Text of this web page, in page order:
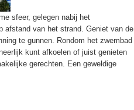
sfeer, gelegen nabij het
afstand van het strand. Geniet van de
te gunnen. Rondom het zwembad
kunt afkoelen of juist genieten
gerechten. Een geweldige